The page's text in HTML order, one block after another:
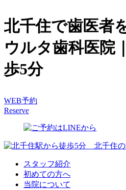
北千住で歯医者
ウルタ歯科医院
歩5分
WEB予約
Reserve
スタッフ紹介
初めての方へ
当院について